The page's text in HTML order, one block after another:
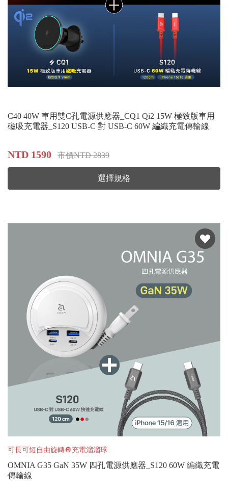
C40 40W 車用雙C孔電源供應器_CQ1 Qi2 15W 極致版車用
磁吸充電器_S120 USB-C 對 USB-C 60W 編織充電傳輸線
NTD 1590 市價NTD 2839
選擇規格
可長可短自由旋轉🔘充電溜溜球
OMNIA G35 GaN 35W 四孔電源供應器_S120 60W 編織充電
傳輸線